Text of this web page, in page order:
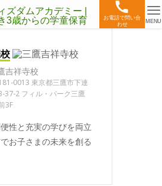
お電話で問い合
わせ
MENU
吉祥寺校
0013 東京都三鷹市下連
37-2 フィル・パーク三鷹
3F
性と充実の学びを両立
お子さまの未来を創る